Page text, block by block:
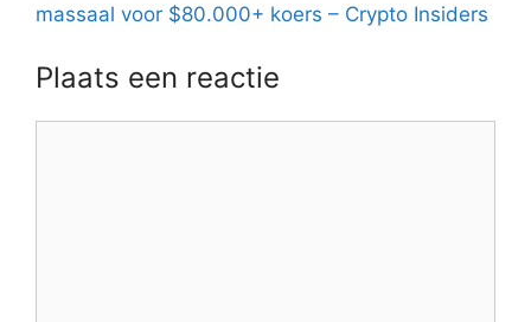
massaal voor $80.000+ koers – Crypto Insiders
Plaats een reactie